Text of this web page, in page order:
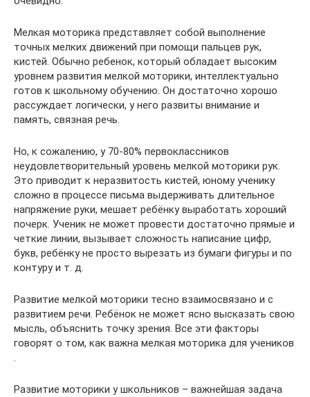
Мелкая моторика представляет собой выполнение
точных мелких движений при помощи пальцев рук,
кистей. Обычно ребенок, который обладает высоким
уровнем развития мелкой моторики, интеллектуально
готов к школьному обучению. Он достаточно хорошо
рассуждает логически, у него развиты внимание и
память, связная речь.
Но, к сожалению, у 70-80% первоклассников
неудовлетворительный уровень мелкой моторики рук.
Это приводит к неразвитость кистей, юному ученику
сложно в процессе письма выдерживать длительное
напряжение руки, мешает ребёнку выработать хороший
почерк. Ученик не может провести достаточно прямые и
четкие линии, вызывает сложность написание цифр,
букв, ребёнку не просто вырезать из бумаги фигуры и по
контуру и т. д.
Развитие мелкой моторики тесно взаимосвязано и с
развитием речи. Ребёнок не может ясно высказать свою
мысль, объяснить точку зрения. Все эти факторы
говорят о том, как важна мелкая моторика для учеников
.
Развитие моторики у школьников – важнейшая задача